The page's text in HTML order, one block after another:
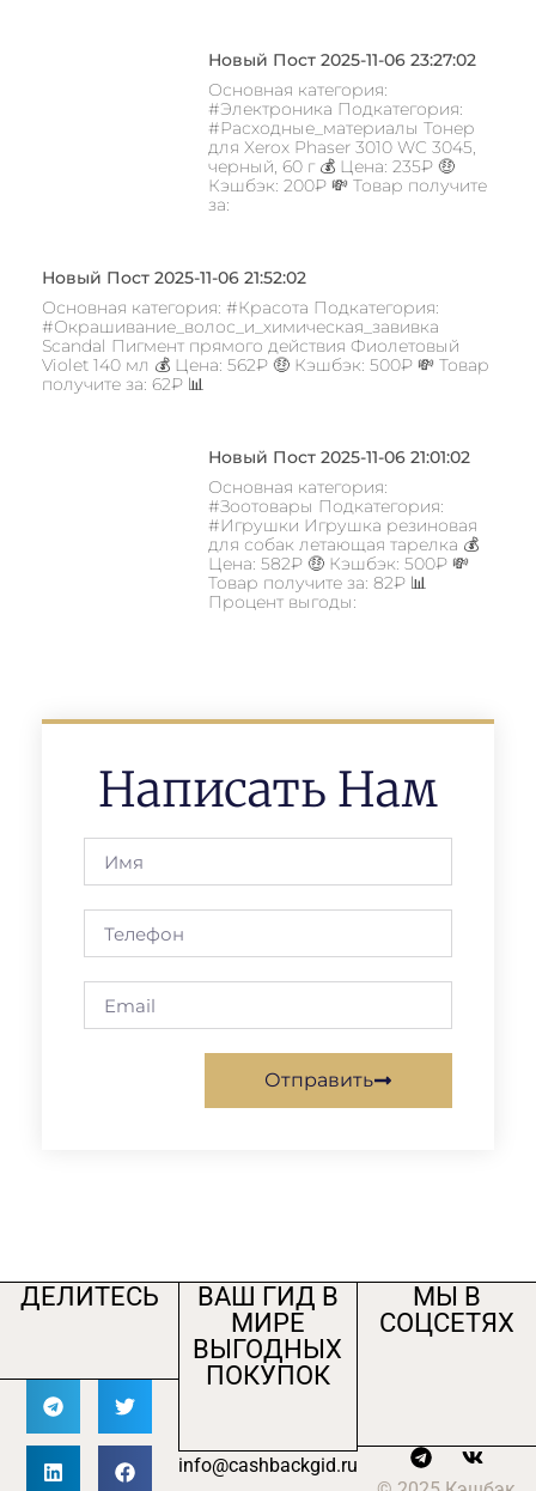
Новый Пост 2025-11-06 23:27:02
Основная категория:
#Электроника Подкатегория:
#Расходные_материалы Тонер
для Xerox Phaser 3010 WC 3045,
черный, 60 г 💰 Цена: 235₽ 🤑
Кэшбэк: 200₽ 💸 Товар получите
за:
Новый Пост 2025-11-06 21:52:02
Основная категория: #Красота Подкатегория:
#Окрашивание_волос_и_химическая_завивка
Scandal Пигмент прямого действия Фиолетовый
Violet 140 мл 💰 Цена: 562₽ 🤑 Кэшбэк: 500₽ 💸 Товар
получите за: 62₽ 📊
Новый Пост 2025-11-06 21:01:02
Основная категория:
#Зоотовары Подкатегория:
#Игрушки Игрушка резиновая
для собак летающая тарелка 💰
Цена: 582₽ 🤑 Кэшбэк: 500₽ 💸
Товар получите за: 82₽ 📊
Процент выгоды:
Написать Нам
Отправить
ДЕЛИТЕСЬ
ВАШ ГИД В
МИРЕ
ВЫГОДНЫХ
ПОКУПОК
info@cashbackgid.ru
МЫ В
СОЦСЕТЯХ